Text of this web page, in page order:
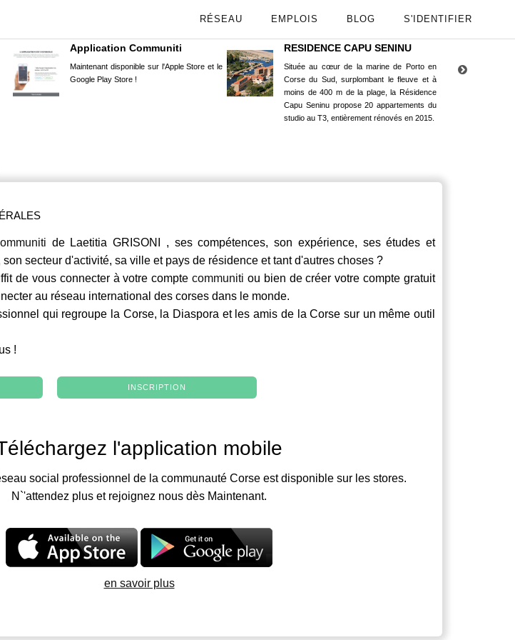
RÉSEAU EMPLOIS BLOG S'IDENTIFIER
Application Communiti
Maintenant disponible sur l'Apple Store et le
Google Play Store !
RESIDENCE CAPU SENINU
Située au cœur de la marine de Porto en
Corse du Sud, surplombant le fleuve et à
moins de 400 m de la plage, la Résidence
Capu Seninu propose 20 appartements du
studio au T3, entièrement rénovés en 2015.
de Laetitia GRISONI , ses compétences, son expérience, ses études et
secteur d'activité, sa ville et pays de résidence et tant d'autres choses ?
de vous connecter à votre comptecommuniti ou bien de créer votre compte gratuit
au réseau international des corses dans le monde.
qui regroupe la Corse, la Diaspora et les amis de la Corse sur un même outil
!
INSCRIPTION
l'application mobile
social professionnel de la communauté Corse est disponible sur les stores.
N`'attendez plus et rejoignez nous dès Maintenant.
en savoir plus